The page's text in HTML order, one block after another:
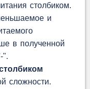
столбиком.
и
в полученной
".
сложности.